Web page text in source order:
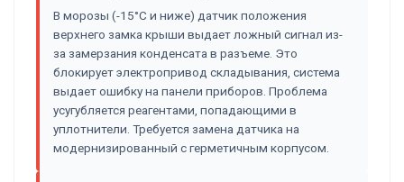
В морозы (-15°C и ниже) датчик положения
верхнего замка крыши выдает ложный сигнал из-
за замерзания конденсата в разъеме. Это
блокирует электропривод складывания, система
выдает ошибку на панели приборов. Проблема
усугубляется реагентами, попадающими в
уплотнители. Требуется замена датчика на
модернизированный с герметичным корпусом.